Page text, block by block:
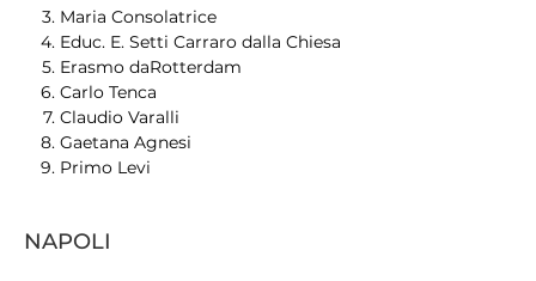
Maria Consolatrice
Educ. E. Setti Carraro dalla Chiesa
Erasmo daRotterdam
Carlo Tenca
Claudio Varalli
Gaetana Agnesi
Primo Levi
NAPOLI